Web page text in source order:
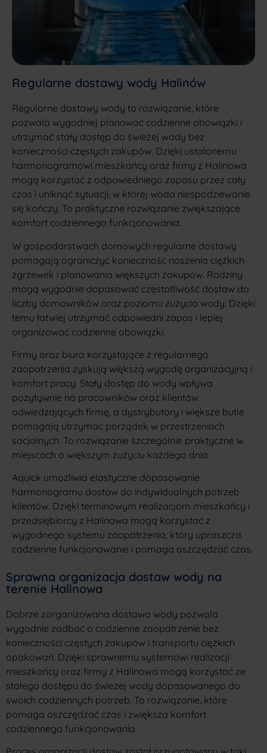
Regularne dostawy wody Halinów
Regularne dostawy wody to rozwiązanie, które
pozwala wygodniej planować codzienne obowiązki i
utrzymać stały dostęp do świeżej wody bez
konieczności częstych zakupów. Dzięki ustalonemu
harmonogramowi mieszkańcy oraz firmy z Halinowa
mogą korzystać z odpowiedniego zapasu przez cały
czas i uniknąć sytuacji, w której woda niespodziewanie
się kończy. To praktyczne rozwiązanie zwiększające
komfort codziennego funkcjonowania.
W gospodarstwach domowych regularne dostawy
pomagają ograniczyć konieczność noszenia ciężkich
zgrzewek i planowania większych zakupów. Rodziny
mogą wygodnie dopasować częstotliwość dostaw do
liczby domowników oraz poziomu zużycia wody. Dzięki
temu łatwiej utrzymać odpowiedni zapas i lepiej
organizować codzienne obowiązki.
Firmy oraz biura korzystające z regularnego
zaopatrzenia zyskują większą wygodę organizacyjną i
komfort pracy. Stały dostęp do wody wpływa
pozytywnie na pracowników oraz klientów
odwiedzających firmę, a dystrybutory i większe butle
pomagają utrzymać porządek w przestrzeniach
socjalnych. To rozwiązanie szczególnie praktyczne w
miejscach o większym zużyciu każdego dnia.
Aquick umożliwia elastyczne dopasowanie
harmonogramu dostaw do indywidualnych potrzeb
klientów. Dzięki terminowym realizacjom mieszkańcy i
przedsiębiorcy z Halinowa mogą korzystać z
wygodnego systemu zaopatrzenia, który upraszcza
codzienne funkcjonowanie i pomaga oszczędzać czas.
Sprawna organizacja dostaw wody na
terenie Halinowa
Dobrze zorganizowana dostawa wody pozwala
wygodnie zadbać o codzienne zaopatrzenie bez
konieczności częstych zakupów i transportu ciężkich
opakowań. Dzięki sprawnemu systemowi realizacji
mieszkańcy oraz firmy z Halinowa mogą korzystać ze
stałego dostępu do świeżej wody dopasowanego do
swoich codziennych potrzeb. To rozwiązanie, które
pomaga oszczędzać czas i zwiększa komfort
codziennego funkcjonowania.